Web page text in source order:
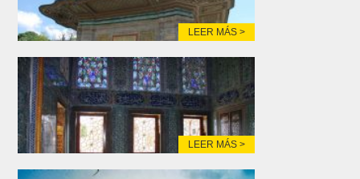
LEER MÁS >
LEER MÁS >